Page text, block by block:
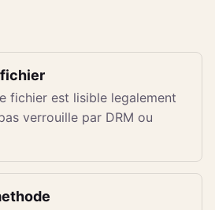
fichier est lisible legalement
verrouille par DRM ou